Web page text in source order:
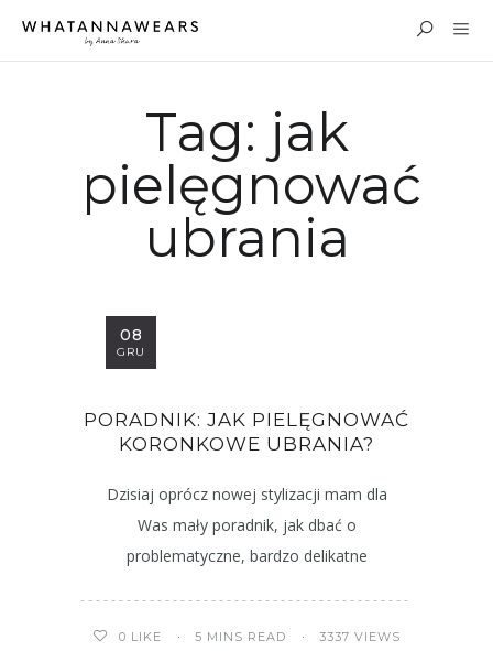
Tag: jak
pielęgnować
ubrania
08
GRU
PORADNIK: JAK PIELĘGNOWAĆ
KORONKOWE UBRANIA?
Dzisiaj oprócz nowej stylizacji mam dla
Was mały poradnik, jak dbać o
problematyczne, bardzo delikatne
0 LIKE 5 MINS READ 3337 VIEWS